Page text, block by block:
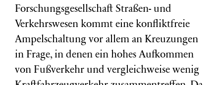
Forschungsgesellschaft Straßen- und
Verkehrswesen kommt eine konfliktfreie
Ampelschaltung vor allem an Kreuzungen
in Frage, in denen ein hohes Aufkommen
von Fußverkehr und vergleichweise wenig